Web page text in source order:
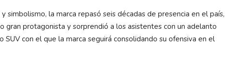
simbolismo, la marca repasó seis décadas de presencia en el país,
gran protagonista y sorprendió a los asistentes con un adelanto
SUV con el que la marca seguirá consolidando su ofensiva en el